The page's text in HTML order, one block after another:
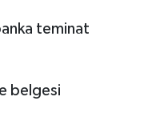
teminat
belgesi